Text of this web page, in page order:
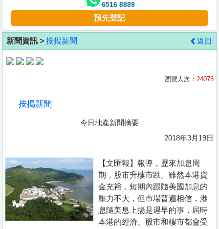
客
地
產
置
業
手
冊
6516 8889
預先登記
新聞資訊 > 按揭新聞 返回
瀏覽人次： 24073
按揭新聞
今日地產新聞摘要
2018年3月19日
【文匯報】報導，歷來加息周
期，股市升樓市跌。雖然本港資
金充裕，短期內跟隨美國加息的
壓力不大，但市場普遍相信，港
息隨美息上揚是遲早的事，屆時
本港的經濟、股市和樓市都會受